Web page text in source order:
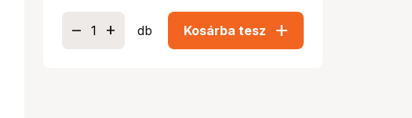
db Kosárba tesz add